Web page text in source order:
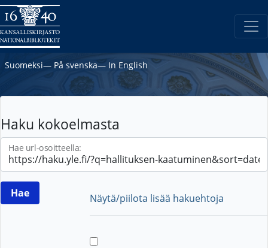
Suomeksi― På svenska― In English
Haku kokoelmasta
Hae url-osoitteella:
Näytä/piilota lisää hakuehtoja